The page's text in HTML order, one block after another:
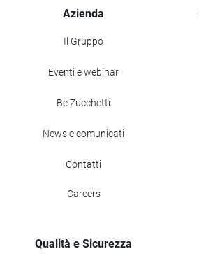
Azienda
Il Gruppo
Eventi e webinar
Be Zucchetti
News e comunicati
Contatti
Careers
Qualità e Sicurezza